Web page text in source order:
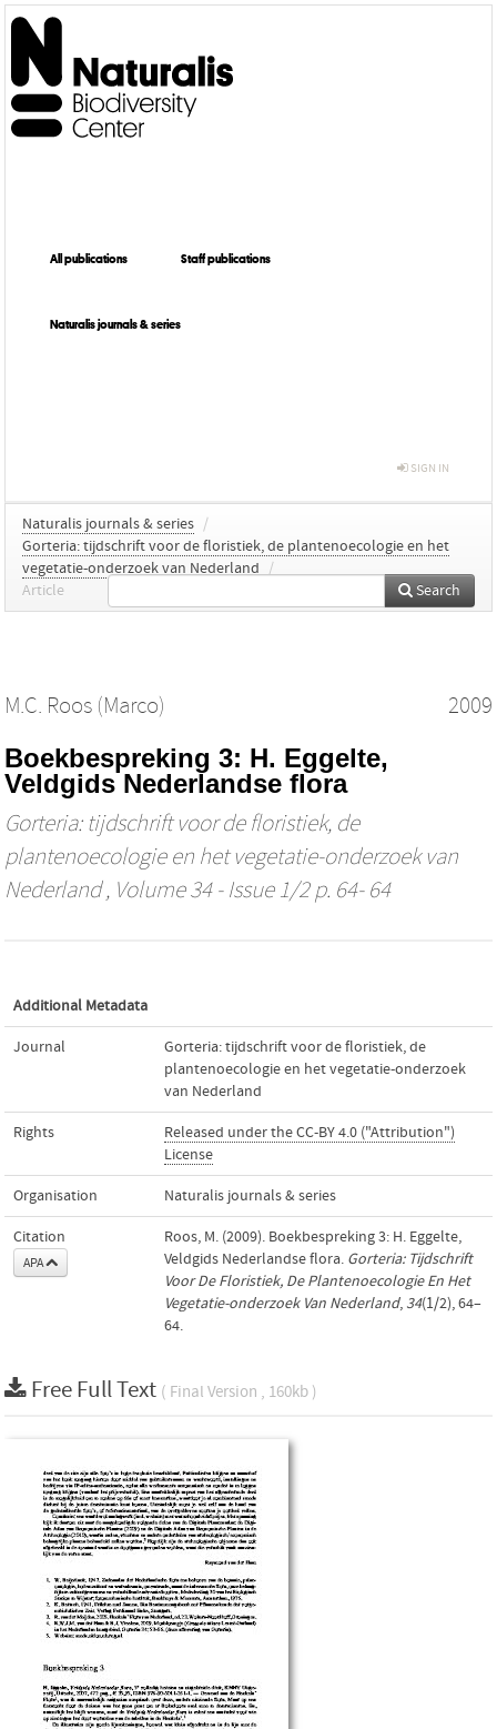
All publications Staff publications
Naturalis journals & series
SIGN IN
Naturalis journals & series /
Gorteria: tijdschrift voor de floristiek, de plantenoecologie en het
vegetatie-onderzoek van Nederland
/
Article
Search
M.C. Roos (Marco) 2009
Boekbespreking 3: H. Eggelte,
Veldgids Nederlandse flora
Gorteria: tijdschrift voor de floristiek, de
plantenoecologie en het vegetatie-onderzoek van
Nederland, Volume 34 - Issue 1/2 p. 64- 64
Additional Metadata
Journal
Gorteria: tijdschrift voor de floristiek, de
plantenoecologie en het vegetatie-onderzoek
van Nederland
Rights
Released under the CC-BY 4.0 ("Attribution")
License
Organisation Naturalis journals & series
Citation
APA
Roos, M. (2009). Boekbespreking 3: H. Eggelte,
Veldgids Nederlandse flora. Gorteria: Tijdschrift
Voor De Floristiek, De Plantenoecologie En Het
Vegetatie-onderzoek Van Nederland, 34(1/2), 64–
64.
Free Full Text ( Final Version , 160kb )